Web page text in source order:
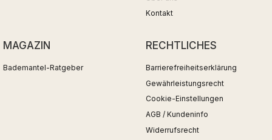
Kontakt
MAGAZIN
Bademantel-Ratgeber
RECHTLICHES
Barrierefreiheitserklärung
Gewährleistungsrecht
Cookie-Einstellungen
AGB / Kundeninfo
Widerrufsrecht